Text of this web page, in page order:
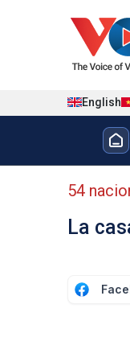
English
Menu
Menu phụ
54
La